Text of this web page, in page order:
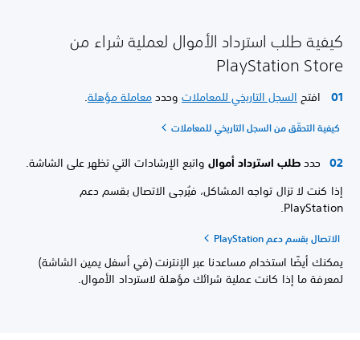
كيفية طلب استرداد الأموال لعملية شراء من
PlayStation Store
افتحالسجل التاريخي للمعاملاتوحددمعاملة مؤهلة.
كيفية التحقّق من السجل التاريخي للمعاملات
حددطلب استرداد أموالواتبع الإرشادات التي تظهر على الشاشة.
إذا كنت لا تزال تواجه المشاكل، فيُرجى الاتصال بقسم دعم
PlayStation.
الاتصال بقسم دعم PlayStation
يمكنك أيضًا استخدام مساعدنا عبر الإنترنت (في أسفل يمين الشاشة)
لمعرفة ما إذا كانت عملية شرائك مؤهلة لاسترداد الأموال.